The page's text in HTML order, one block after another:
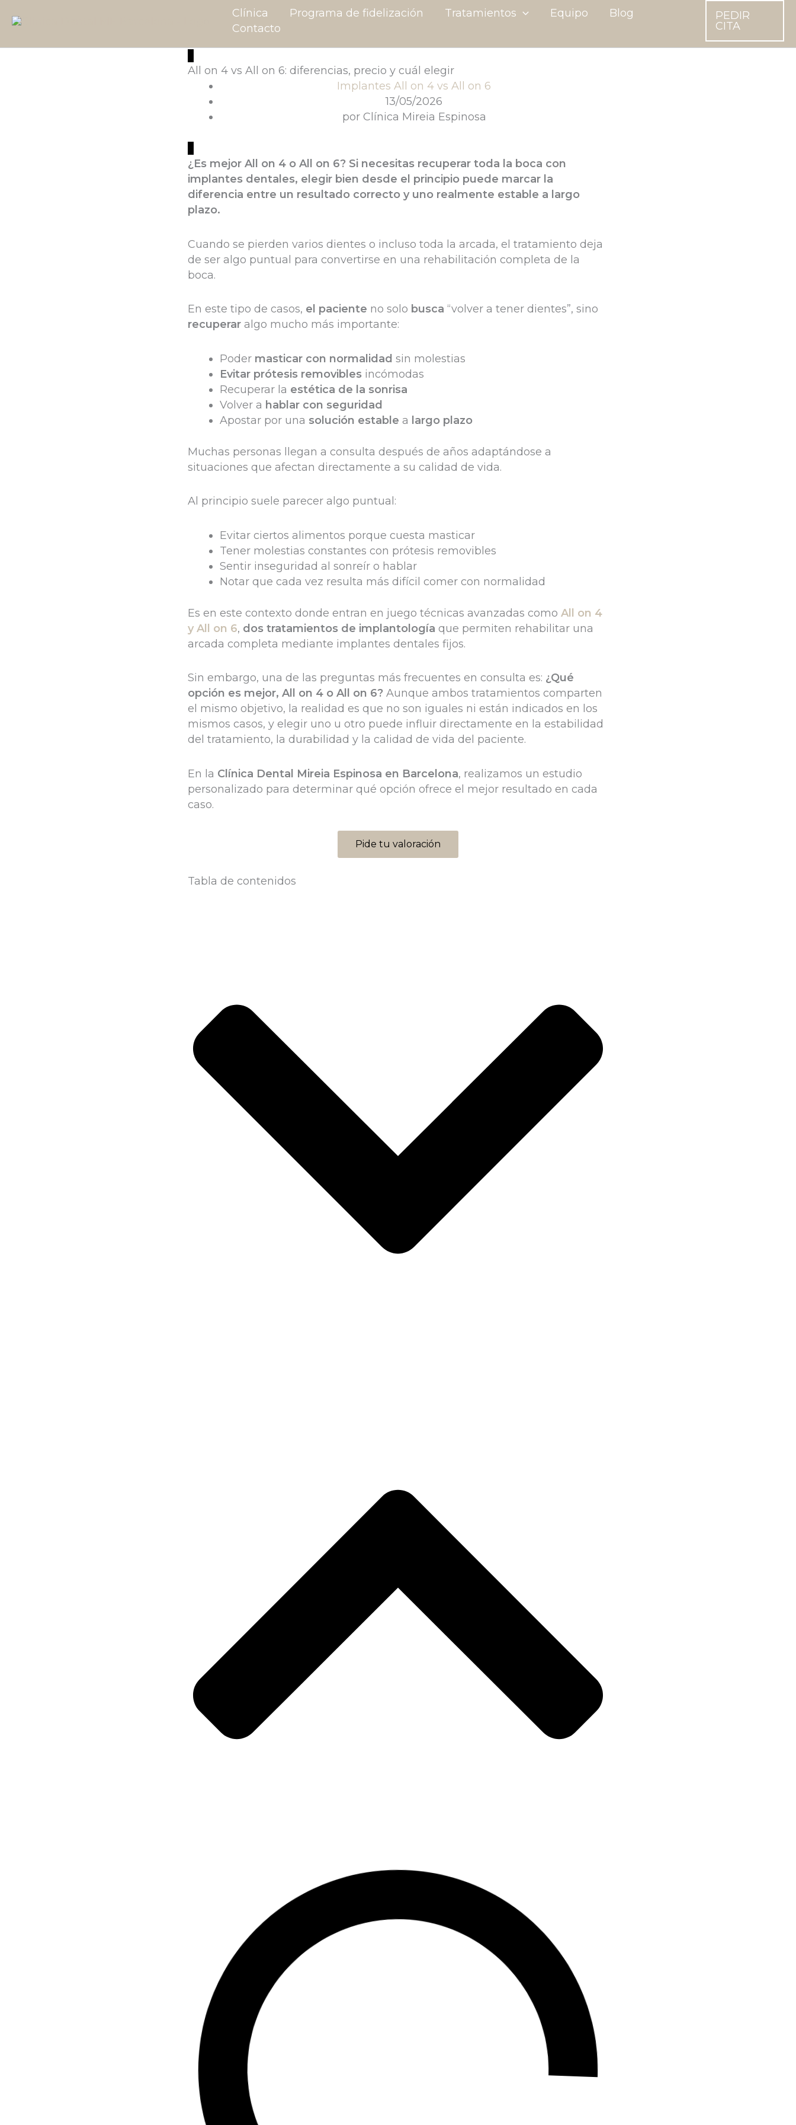
Clínica Programa de fidelización Tratamientos Equipo
Blog
Contacto
PEDIR
CITA
All on 4 vs All on 6: diferencias, precio y cuál elegir
Implantes All on 4 vs All on 6
13/05/2026
porClínica Mireia Espinosa
¿Es mejor All on 4 o All on 6? Si necesitas recuperar toda la boca con
implantes dentales, elegir bien desde el principio puede marcar la
diferencia entre un resultado correcto y uno realmente estable a largo
plazo.
Cuando se pierden varios dientes o incluso toda la arcada, el tratamiento deja
de ser algo puntual para convertirse en una rehabilitación completa de la
boca.
En este tipo de casos, el paciente no solo busca “volver a tener dientes”, sino
recuperar algo mucho más importante:
Poder masticar con normalidad sin molestias
Evitar prótesis removibles incómodas
Recuperar la estética de la sonrisa
Volver a hablar con seguridad
Apostar por una solución estable a largo plazo
Muchas personas llegan a consulta después de años adaptándose a
situaciones que afectan directamente a su calidad de vida.
Al principio suele parecer algo puntual:
Evitar ciertos alimentos porque cuesta masticar
Tener molestias constantes con prótesis removibles
Sentir inseguridad al sonreír o hablar
Notar que cada vez resulta más difícil comer con normalidad
Es en este contexto donde entran en juego técnicas avanzadas como All on 4
y All on 6, dos tratamientos de implantología que permiten rehabilitar una
arcada completa mediante implantes dentales fijos.
Sin embargo, una de las preguntas más frecuentes en consulta es: ¿Qué
opción es mejor, All on 4 o All on 6? Aunque ambos tratamientos comparten
el mismo objetivo, la realidad es que no son iguales ni están indicados en los
mismos casos, y elegir uno u otro puede influir directamente en la estabilidad
del tratamiento, la durabilidad y la calidad de vida del paciente.
En la Clínica Dental Mireia Espinosa en Barcelona, realizamos un estudio
personalizado para determinar qué opción ofrece el mejor resultado en cada
caso.
Pide tu valoración
Tabla de contenidos